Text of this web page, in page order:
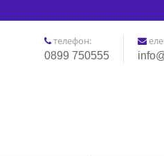
телефон:
0899 750555